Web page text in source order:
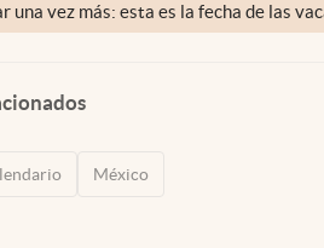
una vez más: esta es la fecha de las
México